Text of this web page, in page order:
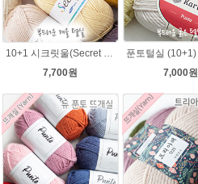
10+1 시크릿울(Secret Wool) 제일모직 뜨개실 목도리뜨기 모자털실
7,700원
7,000원